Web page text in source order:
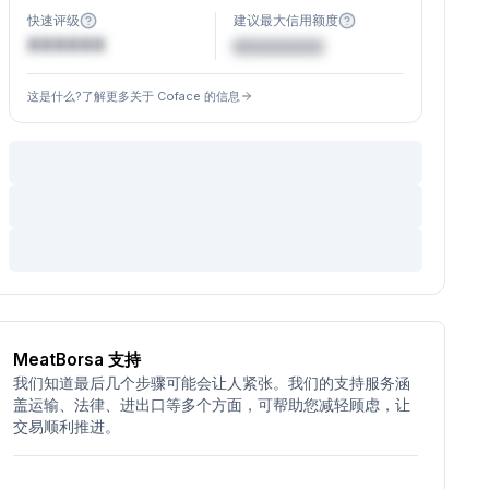
快速评级
XXXXXX
建议最大信用额度
€XXXXXX
这是什么?了解更多关于 Coface 的信息
MeatBorsa 支持
我们知道最后几个步骤可能会让人紧张。我们的支持服务涵
盖运输、法律、进出口等多个方面，可帮助您减轻顾虑，让
交易顺利推进。